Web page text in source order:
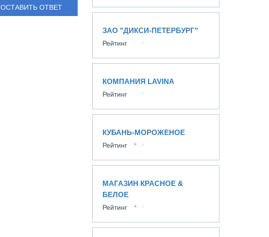
ОСТАВИТЬ ОТВЕТ
ЗАО "ДИКСИ-ПЕТЕРБУРГ"
Рейтинг
КОМПАНИЯ LAVINA
Рейтинг
КУБАНЬ-МОРОЖЕНОЕ
Рейтинг
МАГАЗИН КРАСНОЕ &
БЕЛОЕ
Рейтинг